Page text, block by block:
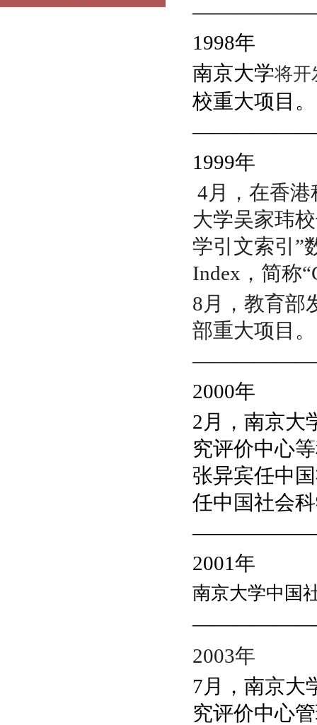
1998年
南京大学将开
校重大项目。
1999年
4月，在香
大学吴家玮
学引文索引”
Index，简称
8月，教育部
部重大项目。
2000年
2月，南京大
究评价中心
张异宾任中
任中国社会
2001年
南京大学中国
2003年
7月，南京大
究评价中心